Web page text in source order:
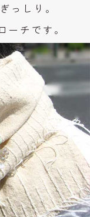
っしり。
ーチです。